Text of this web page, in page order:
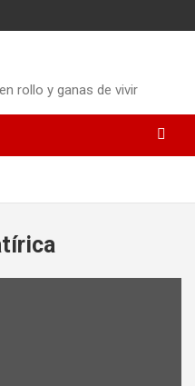
rollo y ganas de vivir